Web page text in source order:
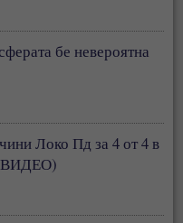
бе невероятна
Локо Пд за 4 от 4 в